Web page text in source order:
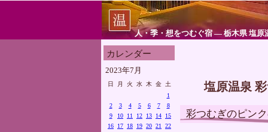
人・季・想をつむぐ宿 ― 栃木県 塩原
カレンダー
2023年7月
日 月 火 水 木 金
土
1
2
3 4 5 6 7
8
9
10 11 12 13 14
15
16
17 18 19 20 21
22
塩原温泉
彩つむぎのピン